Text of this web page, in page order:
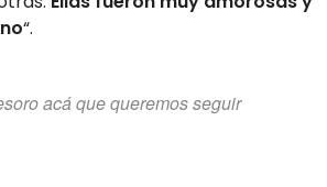
“.
acá que queremos seguir